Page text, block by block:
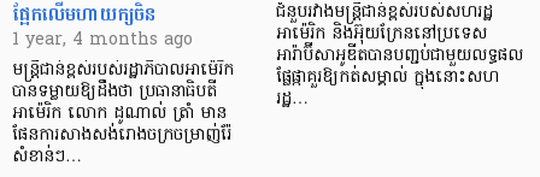
ផ្អែកលើមហាយក្សចិន
1 year, 4 months ago
មន្ត្រីជាន់ខ្ពស់របស់រដ្ឋាភិបាលអាម៉េរិក
បានទម្លាយឱ្យដឹងថា ប្រធានាធិបតី
អាម៉េរិក លោក ដូណាល់ ត្រាំ មាន
ផែនការសាងសង់រោងចក្រចម្រាញ់រ៉ែ
សំខាន់ៗ…
ជំនួបរវាងមន្ត្រីជាន់ខ្ពស់របស់សហរដ្ឋ
អាម៉េរិក និងអ៊ុយក្រែននៅប្រទេស
អារ៉ាប៊ីសាអូឌីតបានបញ្ជប់ជាមួយលទ្ធផល
ផ្លែផ្កាគួរឱ្យកត់សម្គាល់ ក្នុងនោះសហ
រដ្ឋ…